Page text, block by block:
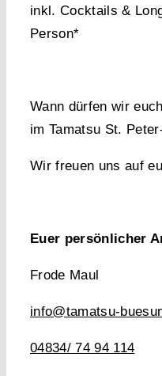
inkl. Cocktails &
Person*
Wann dürfen wir
im Tamatsu St.
Wir freuen uns auf
Euer persönlicher
Frode Maul
info@tamatsu-
04834/ 74 94 114